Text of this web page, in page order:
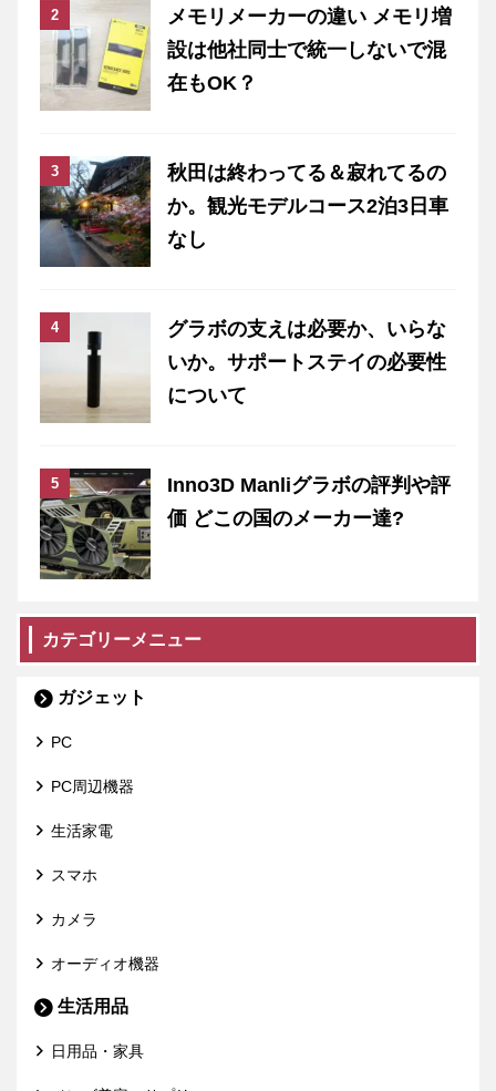
メモリメーカーの違い メモリ増
設は他社同士で統一しないで混
在もOK？
秋田は終わってる＆寂れてるの
か。観光モデルコース2泊3日車
なし
グラボの支えは必要か、いらな
いか。サポートステイの必要性
について
Inno3D Manliグラボの評判や評
価 どこの国のメーカー達?
カテゴリーメニュー
ガジェット
PC
PC周辺機器
生活家電
スマホ
カメラ
オーディオ機器
生活用品
日用品・家具